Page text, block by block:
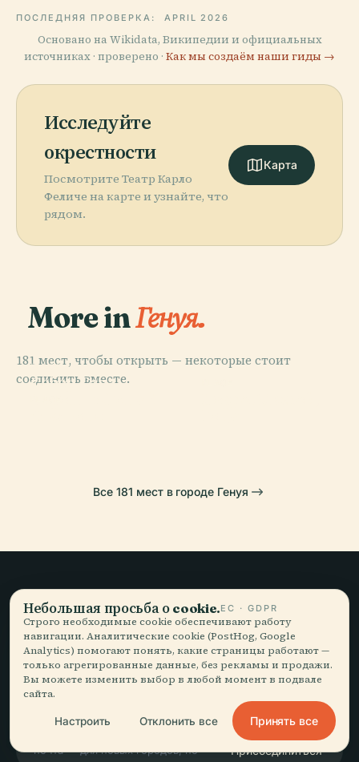
ПОСЛЕДНЯЯ ПРОВЕРКА: APRIL 2026
Основано на Wikidata, Википедии и официальных
источниках · проверено · Как мы создаём наши гиды →
Исследуйте
окрестности
Посмотрите Театр Карло
Феличе на карте и узнайте, что
рядом.
Карта
More inГенуя.
181 мест, чтобы открыть — некоторые стоит
соединить вместе.
PLACE
Собор Сан-
Все 181 мест в городе Генуя
Медленные
путешествия,
рассказанные как надо.
Присоединиться
Небольшая просьба о cookie.ЕС · GDPR
Строго необходимые cookie обеспечивают работу
навигации. Аналитические cookie (PostHog, Google
Analytics) помогают понять, какие страницы работают —
только агрегированные данные, без рекламы и продажи.
Вы можете изменить выбор в любой момент в подвале
сайта.
Настроить Отклонить все Принять все